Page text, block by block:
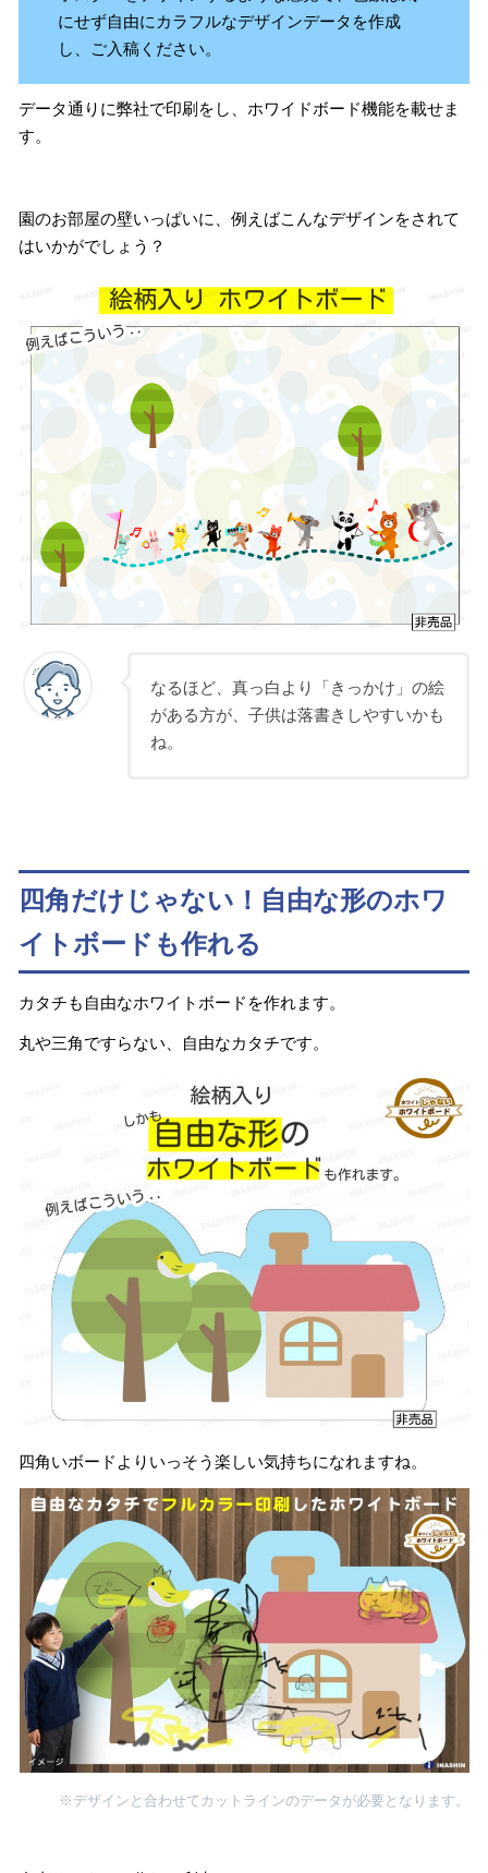
にせず自由にカラフルなデザインデータを作成
し、ご入稿ください。
データ通りに弊社で印刷をし、ホワイドボード機能を載せま
す。
園のお部屋の壁いっぱいに、例えばこんなデザインをされて
はいかがでしょう？
なるほど、真っ白より「きっかけ」の絵
がある方が、子供は落書きしやすいかも
ね。
四角だけじゃない！自由な形のホワ
イトボードも作れる
カタチも自由なホワイトボードを作れます。
丸や三角ですらない、自由なカタチです。
四角いボードよりいっそう楽しい気持ちになれますね。
※デザインと合わせてカットラインのデータが必要となります。